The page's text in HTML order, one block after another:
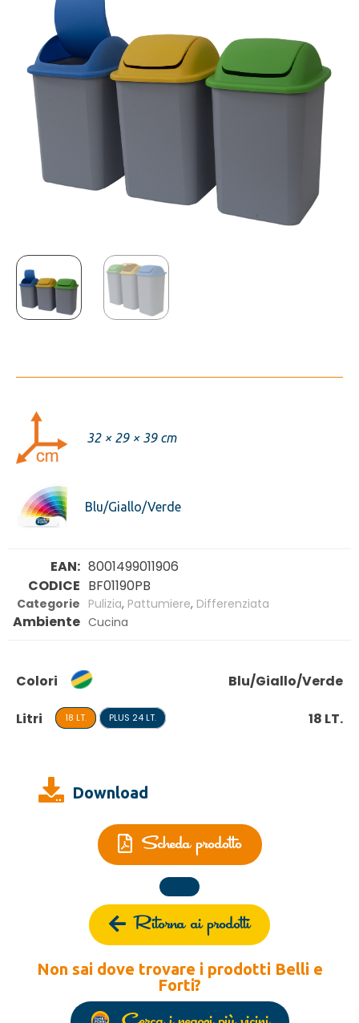
32 × 29 × 39 cm
Blu/Giallo/Verde
EAN: 8001499011906
CODICE BF01190PB
Categorie Pulizia, Pattumiere, Differenziata
Ambiente Cucina
Colori Blu/Giallo/Verde
Litri 18 LT.
18 LT. PLUS 24 LT.
Download
Scheda prodotto
Ritorna ai prodotti
Non sai dove trovare i prodotti Belli e
Forti?